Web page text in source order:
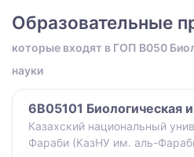
Образовательные
которые входят в ГОП B050
науки
6B05101 Биологическая
Казахский национальный
Фараби (КазНУ им. аль-